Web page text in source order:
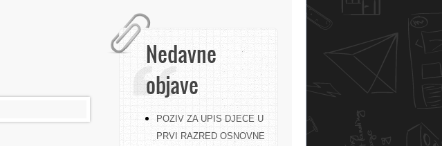
Nedavne
objave
POZIV ZA UPIS DJECE U
PRVI RAZRED OSNOVNE